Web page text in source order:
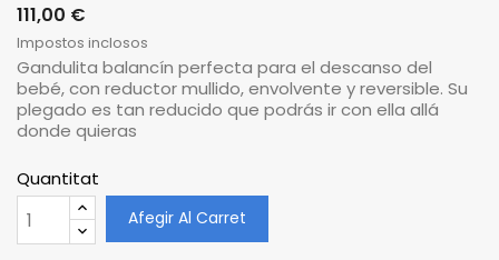
111,00 €
Impostos inclosos
Gandulita balancín perfecta para el descanso del
bebé, con reductor mullido, envolvente y reversible. Su
plegado es tan reducido que podrás ir con ella allá
donde quieras
Quantitat
Afegir Al Carret